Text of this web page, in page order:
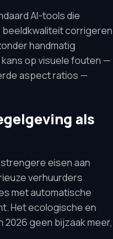
AI-tools die
corrigeren
handmatig
op visuele fouten —
aspect ratios —
als
eisen aan
verhuurders
met automatische
Het ecologische en
geen bijzaak meer,